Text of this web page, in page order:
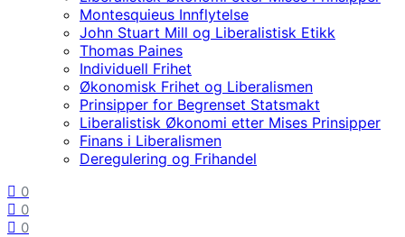
Montesquieus Innflytelse
John Stuart Mill og Liberalistisk Etikk
Thomas Paines
Individuell Frihet
Økonomisk Frihet og Liberalismen
Prinsipper for Begrenset Statsmakt
Liberalistisk Økonomi etter Mises Prinsipper
Finans i Liberalismen
Deregulering og Frihandel
0
0
0